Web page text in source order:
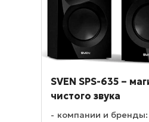
SVEN SPS-635 –
чистого звука
компании и бренды: